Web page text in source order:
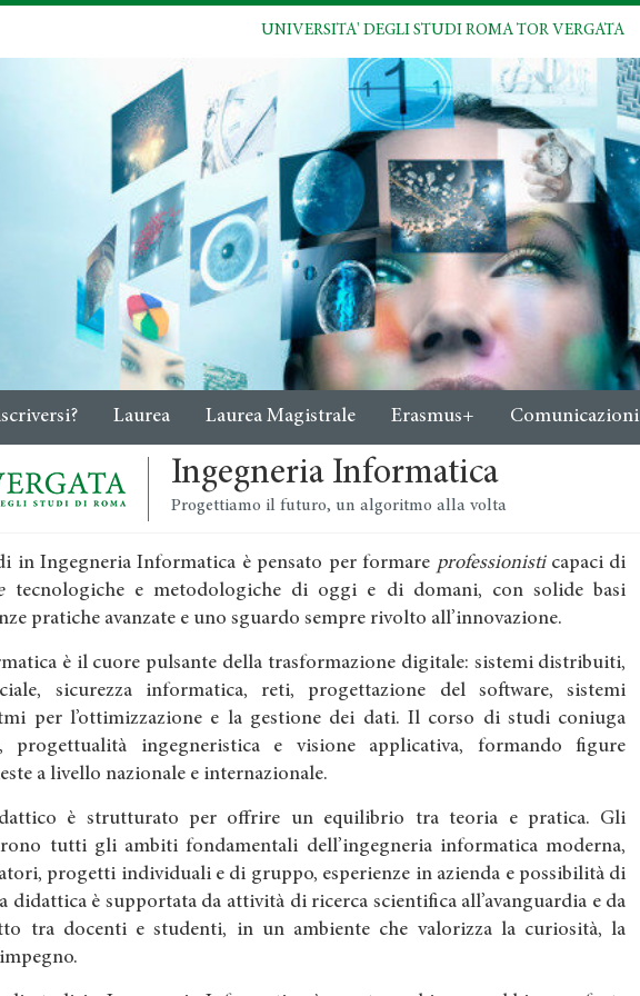
UNIVERSITA' DEGLI STUDI ROMA TOR VERGATA
Laurea Laurea Magistrale Erasmus+ Comunicazioni
Ingegneria Informatica
Progettiamo il futuro, un algoritmo alla volta
in Ingegneria Informatica è pensato per formare professionisticapaci di
tecnologiche e metodologiche di oggi e di domani, con solide basi
pratiche avanzate e uno sguardo sempre rivolto all’innovazione.
è il cuore pulsante della trasformazione digitale: sistemi distribuiti,
sicurezza informatica, reti, progettazione del software, sistemi
per l’ottimizzazione e la gestione dei dati. Il corso di studi coniuga
progettualità ingegneristica e visione applicativa, formando figure
a livello nazionale e internazionale.
è strutturato per offrire un equilibrio tra teoria e pratica. Gli
tutti gli ambiti fondamentali dell’ingegneria informatica moderna,
progetti individuali e di gruppo, esperienze in azienda e possibilità di
didattica è supportata da attività di ricerca scientifica all’avanguardia e da
tra docenti e studenti, in un ambiente che valorizza la curiosità, la